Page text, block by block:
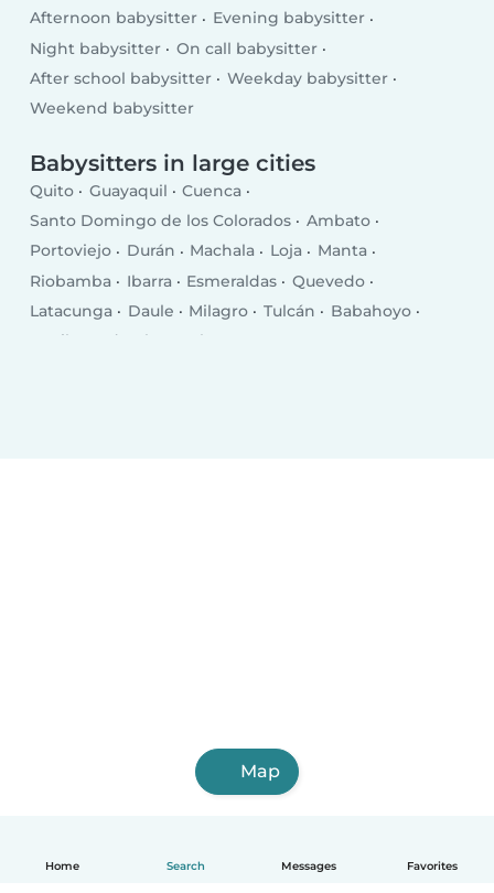
Home Search Messages Favorites
Afternoon babysitter
Evening babysitter
Night babysitter
On call babysitter
After school babysitter
Weekday babysitter
Weekend babysitter
Babysitters in large cities
Quito Guayaquil
Cuenca
Santo Domingo de los Colorados
Ambato
Portoviejo
Durán Machala Loja
Manta
Riobamba
Ibarra Esmeraldas
Quevedo
Latacunga
Daule Milagro Tulcán
Babahoyo
La Libertad
El Empalme
Map